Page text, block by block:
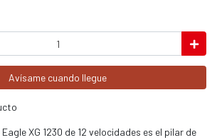
Avísame cuando llegue
XG 1230 de 12 velocidades es el pilar de